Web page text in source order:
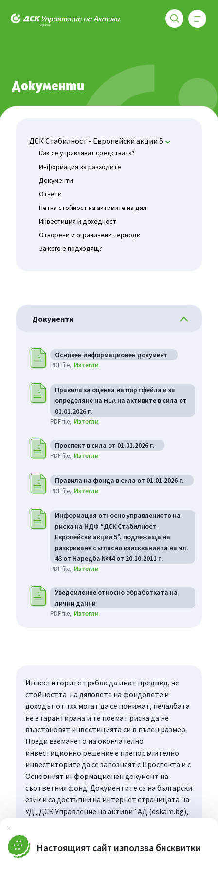
Затвори
Настоящият сайт използва бисквитки
Документи
ДСК Стабилност - Европейски акции 5
Как се управляват средствата?
Информация за разходите
Документи
Отчети
Нетна стойност на активите на дял
Инвестиция и доходност
Отворени и ограничени периоди
За кого е подходящ?
Документи
Основен информационен документ
PDF file Изтегли
Правила за оценка на портфейла и за
определяне на НСА на активите в сила от
01.01.2026 г.
PDF file Изтегли
Проспект в сила от 01.01.2026 г.
PDF file Изтегли
Правила на фонда в сила от 01.01.2026 г.
PDF file Изтегли
Информация относно управлението на
риска на НДФ “ДСК Стабилност-
Европейски акции 5”, подлежаща на
разкриване съгласно изискванията на чл.
43 от Наредба №44 от 20.10.2011 г.
PDF file Изтегли
Уведомление относно обработката на
лични данни
PDF file Изтегли
Инвеститорите трябва да имат предвид, че
стойността на дяловете на фондовете и
доходът от тях могат да се понижат, печалбата
не е гарантирана и те поемат риска да не
възстановят инвестицията си в пълен размер.
Преди вземането на окончателно
инвестиционно решение е препоръчително
инвеститорите да се запознаят с Проспекта и с
Основният информационен документ на
съответния фонд. Документите са на български
език и са достъпни на интернет страницата на
УД „ДСК Управление на активи” АД (dskam.bg),
Управляващото дружество или в офисите на
„Банка ДСК”, определени за точка на